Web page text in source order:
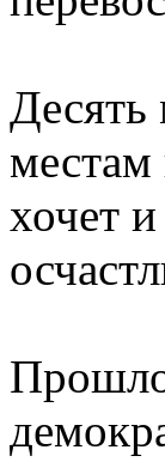
Десять
местам
хочет